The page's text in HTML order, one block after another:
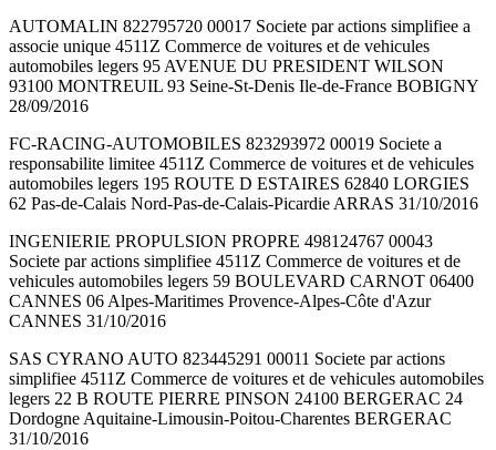
AUTOMALIN 822795720 00017 Societe par actions simplifiee a
associe unique 4511Z Commerce de voitures et de vehicules
automobiles legers 95 AVENUE DU PRESIDENT WILSON
93100 MONTREUIL 93 Seine-St-Denis Ile-de-France BOBIGNY
28/09/2016
FC-RACING-AUTOMOBILES 823293972 00019 Societe a
responsabilite limitee 4511Z Commerce de voitures et de vehicules
automobiles legers 195 ROUTE D ESTAIRES 62840 LORGIES
62 Pas-de-Calais Nord-Pas-de-Calais-Picardie ARRAS 31/10/2016
INGENIERIE PROPULSION PROPRE 498124767 00043
Societe par actions simplifiee 4511Z Commerce de voitures et de
vehicules automobiles legers 59 BOULEVARD CARNOT 06400
CANNES 06 Alpes-Maritimes Provence-Alpes-Côte d'Azur
CANNES 31/10/2016
SAS CYRANO AUTO 823445291 00011 Societe par actions
simplifiee 4511Z Commerce de voitures et de vehicules automobiles
legers 22 B ROUTE PIERRE PINSON 24100 BERGERAC 24
Dordogne Aquitaine-Limousin-Poitou-Charentes BERGERAC
31/10/2016